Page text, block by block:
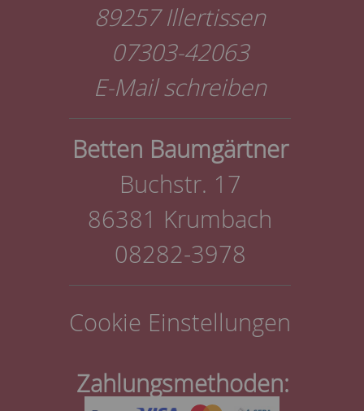
89257 Illertissen
07303-42063
E-Mail schreiben
Betten Baumgärtner
Buchstr. 17
86381 Krumbach
08282-3978
Cookie Einstellungen
Zahlungsmethoden: